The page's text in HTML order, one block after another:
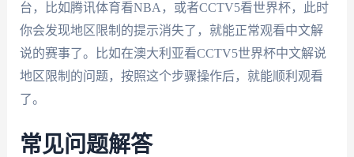
台，比如腾讯体育看NBA，或者CCTV5看世界杯，此时
你会发现地区限制的提示消失了，就能正常观看中文解
说的赛事了。比如在澳大利亚看CCTV5世界杯中文解说
地区限制的问题，按照这个步骤操作后，就能顺利观看
了。
常见问题解答